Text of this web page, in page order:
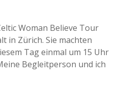
Woman Believe Tour
in Zürich. Sie machten
Tag einmal um 15 Uhr
Begleitperson und ich